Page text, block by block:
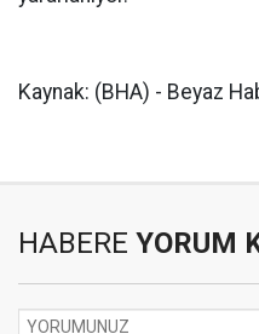
Kaynak: (BHA) - Beyaz
HABERE YORUM